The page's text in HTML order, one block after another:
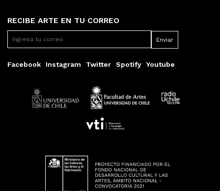
RECIBE ARTE EN TU CORREO
Facebook Instagram Twitter Spotify Youtube